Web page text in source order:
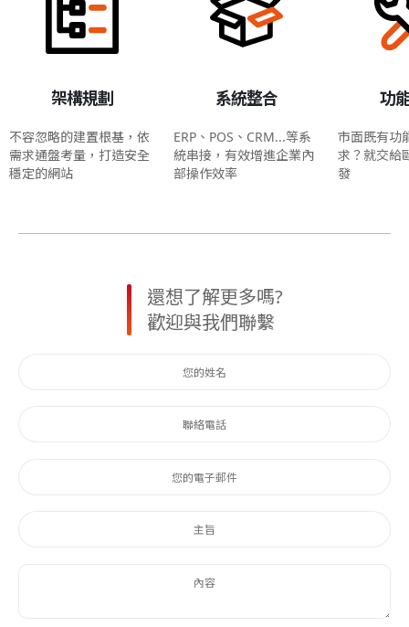
架構規劃
不容忽略的建置根基，依
需求通盤考量，打造安全
穩定的網站
系統整合
ERP、POS、CRM...等系
統串接，有效增進企業內
部操作效率
功
市面既有功
求？就交給
發
還想了解更多嗎?
歡迎與我們聯繫